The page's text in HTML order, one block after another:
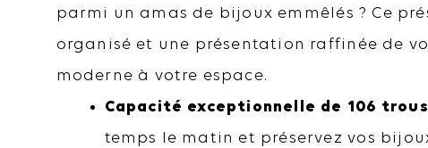
parmi un amas de bijoux emmêlés ? Ce
organisé et une présentation raffinée de
moderne à votre espace.
Capacité exceptionnelle de 106 trous
temps le matin et préservez vos